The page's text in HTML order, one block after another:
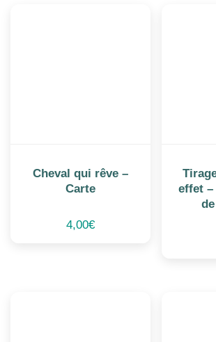
Cheval qui rêve –
Carte
4,00€
effet –